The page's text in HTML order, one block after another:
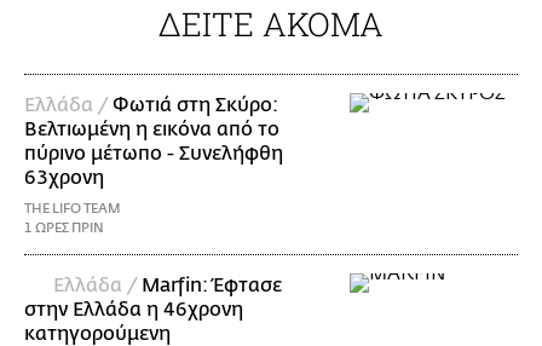
ΔΕΙΤΕ ΑΚΟΜΑ
Ελλάδα /Φωτιά στη Σκύρο:
Βελτιωμένη η εικόνα από το
πύρινο μέτωπο - Συνελήφθη
63χρονη
THE LIFO TEAM
1 ΩΡΕΣ ΠΡΙΝ
Ελλάδα / Marfin: Έφτασε
στην Ελλάδα η 46χρονη
κατηγορούμενη